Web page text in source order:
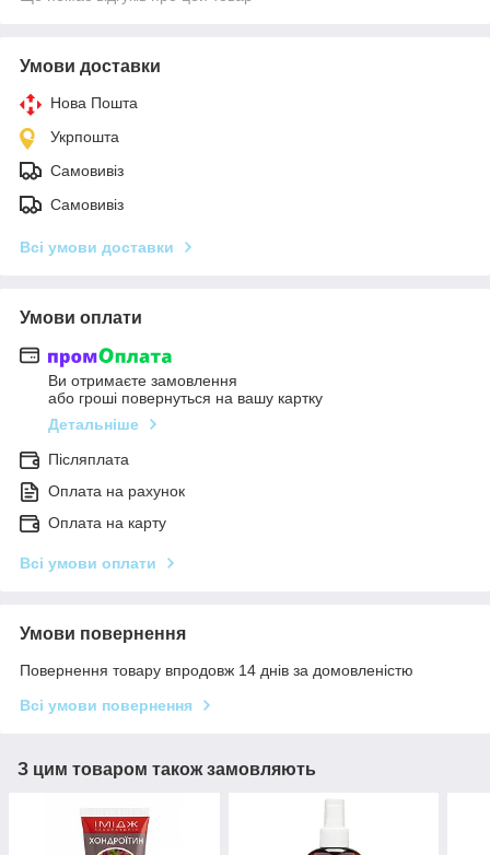
Умови доставки
Нова Пошта
Укрпошта
Самовивіз
Самовивіз
Всі умови доставки
Умови оплати
Ви отримаєте замовлення
або гроші повернуться на вашу картку
Детальніше
Післяплата
Оплата на рахунок
Оплата на карту
Всі умови оплати
Умови повернення
Повернення товару впродовж 14 днів за домовленістю
Всі умови повернення
З цим товаром також замовляють